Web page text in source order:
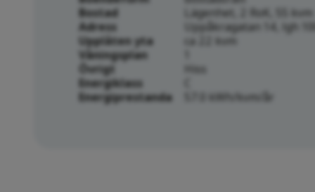
Bostad
Lägenhet, 2 RoK, 55 kvm
Adress
Uppåkragatan 14, lgh
Upplåten yta
ca 22 kvm
Våningsplan
Övrigt
Hiss
Energiklass
Energiprestanda
57.0 kWh/kvm/år